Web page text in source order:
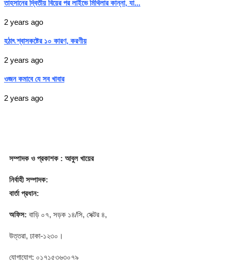
তাহসানের দ্বিতীয় বিয়ের পর লাইভে মিথিলার কান্না, যা...
2 years ago
হঠাৎ শ্বাসকষ্টের ১০ কারণ, করণীয়
2 years ago
ওজন কমাবে যে সব খাবার
2 years ago
সম্পাদকও প্রকাশক : আবুল খায়ের
নির্বাহী সম্পাদক:
বার্তা প্রধান:
অফিস: বাড়ি ০৭, সড়ক ১৪/সি, সেক্টর ৪,
উত্তরা, ঢাকা-১২৩০।
যোগাযোগ: ০১৭১৫৩৬৩০৭৯